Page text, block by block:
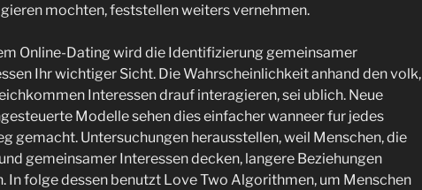
mochten, feststellen weiters vernehmen.
Online-Dating wird die Identifizierung gemeinsamer
Ihr wichtiger Sicht. Die Wahrscheinlichkeit anhand den volk,
Interessen drauf interagieren, sei ublich. Neue
Modelle sehen dies einfacher wanneer fur jedes
gemacht. Untersuchungen herausstellen, weil Menschen, die
gemeinsamer Interessen decken, langere Beziehungen
In folge dessen benutzt Love Two Algorithmen, um Menschen